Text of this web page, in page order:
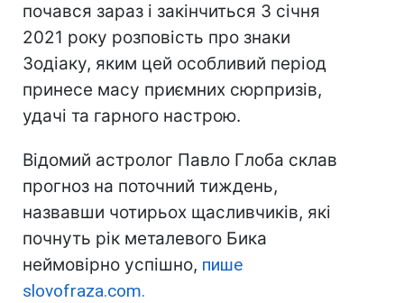
почався зараз і закінчиться 3 січня
2021 року розповість про знаки
Зодіаку, яким цей особливий період
принесе масу приємних сюрпризів,
удачі та гарного настрою.
Відомий астролог Павло Глоба склав
прогноз на поточний тиждень,
назвавши чотирьох щасливчиків, які
почнуть рік металевого Бика
неймовірно успішно, пише
slovofraza.com.